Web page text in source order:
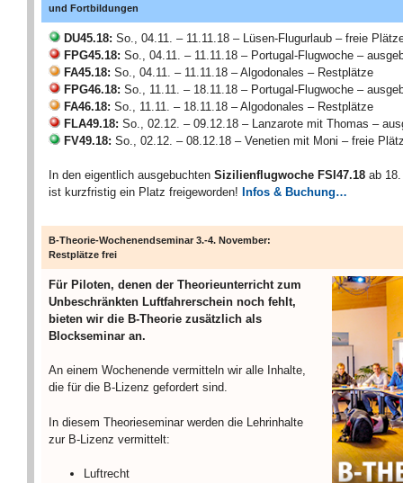
und Fortbildungen
DU45.18: So., 04.11. – 11.11.18 – Lüsen-Flugurlaub – freie
FPG45.18: So., 04.11. – 11.11.18 – Portugal-Flugwoche –
FA45.18: So., 04.11. – 11.11.18 – Algodonales – Restplätze
FPG46.18: So., 11.11. – 18.11.18 – Portugal-Flugwoche –
FA46.18: So., 11.11. – 18.11.18 – Algodonales – Restplätze
FLA49.18: So., 02.12. – 09.12.18 – Lanzarote mit Thomas –
FV49.18: So., 02.12. – 08.12.18 – Venetien mit Moni – freie
In den eigentlich ausgebuchten Sizilienflugwoche FSI47.18 ab
ist kurzfristig ein Platz freigeworden! Infos & Buchung…
B-Theorie-Wochenendseminar 3.-4. November:
Restplätze frei
Für Piloten, denen der Theorieunterricht zum
Unbeschränkten Luftfahrerschein noch fehlt,
bieten wir die B-Theorie zusätzlich als
Blockseminar an.
An einem Wochenende vermitteln wir alle Inhalte,
die für die B-Lizenz gefordert sind.
In diesem Theorieseminar werden die Lehrinhalte
zur B-Lizenz vermittelt:
Luftrecht